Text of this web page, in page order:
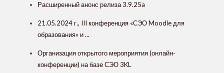
Расширенный анонс релиза 3.9.25a
21.05.2024 г., III конференция «СЭО Moodle для
образования» и ...
Организация открытого мероприятия (онлайн-
конференции) на базе СЭО 3KL